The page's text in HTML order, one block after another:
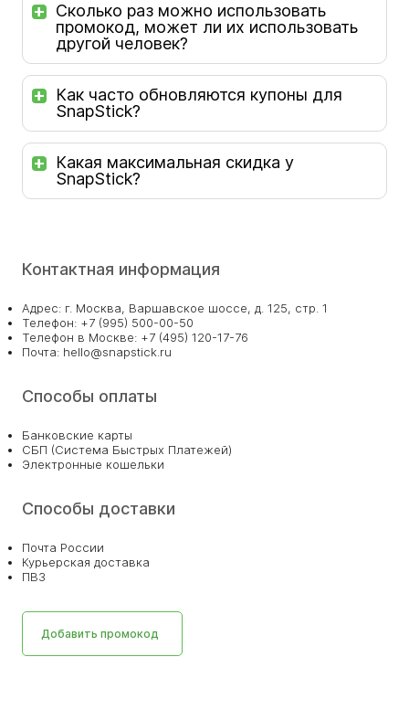
Сколько раз можно использовать
промокод, может ли их использовать
другой человек?
Как часто обновляются купоны для
SnapStick?
Какая максимальная скидка у
SnapStick?
Контактная информация
Адрес: г. Москва, Варшавское шоссе, д. 125, стр. 1
Телефон: +7 (995) 500-00-50
Телефон в Москве: +7 (495) 120-17-76
Почта: hello@snapstick.ru
Способы оплаты
Банковские карты
СБП (Система Быстрых Платежей)
Электронные кошельки
Способы доставки
Почта России
Курьерская доставка
ПВЗ
Добавить промокод